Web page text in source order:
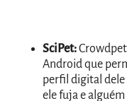
SciPet:
Android que
perfil digital dele
ele fuja e